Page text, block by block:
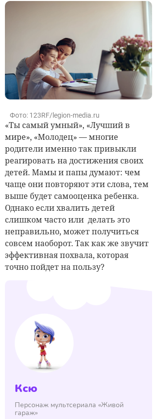
Фото: 123RF/legion-media.ru
«Ты самый умный», «Лучший в
мире», «Молодец» — многие
родители именно так привыкли
реагировать на достижения своих
детей. Мамы и папы думают: чем
чаще они повторяют эти слова, тем
выше будет самооценка ребенка.
Однако если хвалить детей
слишком часто или делать это
неправильно, может получиться
совсем наоборот. Так как же звучит
эффективная похвала, которая
точно пойдет на пользу?
Ксю
Персонаж мультсериала «Живой
гараж»